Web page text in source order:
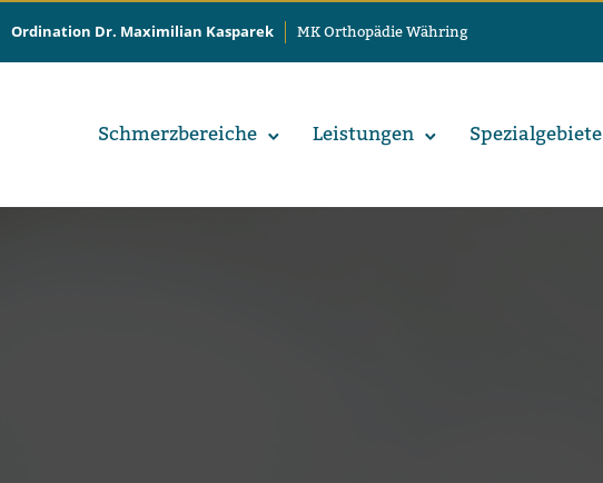
Ordination Dr. Maximilian Kasparek MK Orthopädie Währing
Schmerz­be­rei­che Leis­tun­gen Spe­zi­al­ge­biete